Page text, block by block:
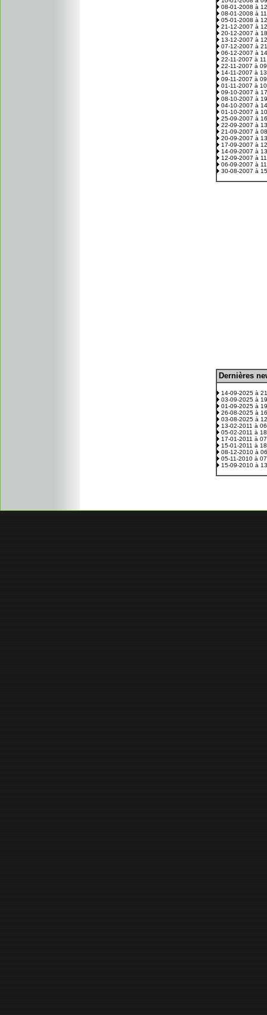
08-01-2008 à
08-01-2008 à
05-01-2008 à
21-12-2007 à
20-12-2007 à
13-12-2007 à
07-12-2007 à
06-12-2007 à
22-11-2007 à
22-11-2007 à
14-11-2007 à
09-11-2007 à
01-11-2007 à
09-10-2007 à
08-10-2007 à
04-10-2007 à
01-10-2007 à
25-09-2007 à
22-09-2007 à
21-09-2007 à
20-09-2007 à
17-09-2007 à
14-09-2007 à
12-09-2007 à
06-09-2007 à
30-08-2007 à
Dernières
14-09-2025 à
03-09-2025 à
01-09-2025 à
26-08-2025 à
03-08-2025 à
13-02-2011 à
05-02-2011 à
17-01-2011 à
15-01-2011 à
08-12-2010 à
05-11-2010 à
15-09-2010 à